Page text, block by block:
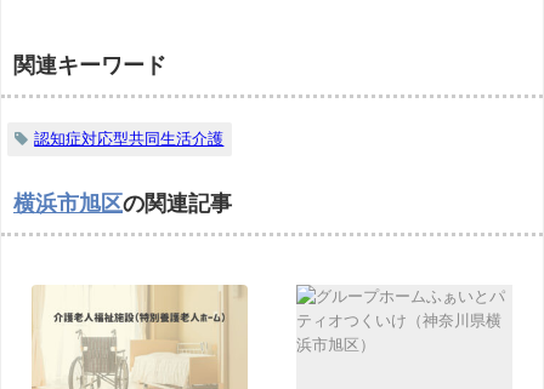
関連キーワード
認知症対応型共同生活介護
横浜市旭区の関連記事